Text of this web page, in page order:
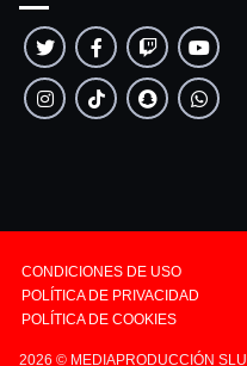
CONDICIONES DE USO
POLÍTICA DE PRIVACIDAD
POLÍTICA DE COOKIES
2026 © MEDIAPRODUCCIÓN SLU